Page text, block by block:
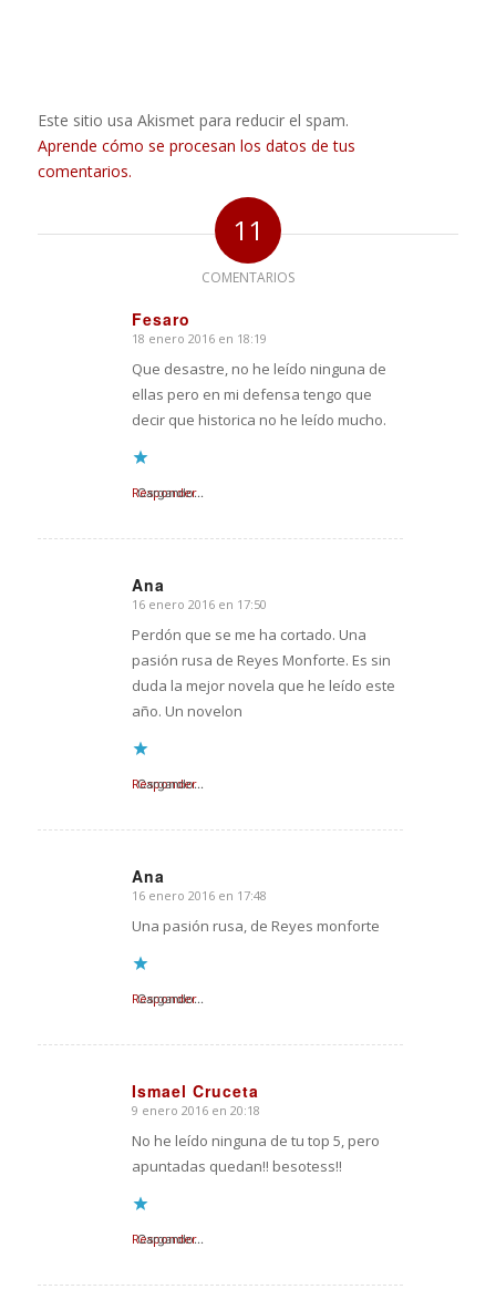
Este sitio usa Akismet para reducir el spam.
Aprende cómo se procesan los datos de tus
comentarios.
11
COMENTARIOS
Fesaro
Dice:
18 enero 2016 en 18:19
Que desastre, no he leído ninguna de
ellas pero en mi defensa tengo que
decir que historica no he leído mucho.
Cargando...
Responder
Ana
Dice:
16 enero 2016 en 17:50
Perdón que se me ha cortado. Una
pasión rusa de Reyes Monforte. Es sin
duda la mejor novela que he leído este
año. Un novelon
Cargando...
Responder
Ana
Dice:
16 enero 2016 en 17:48
Una pasión rusa, de Reyes monforte
Cargando...
Responder
Ismael Cruceta
Dice:
9 enero 2016 en 20:18
No he leído ninguna de tu top 5, pero
apuntadas quedan!! besotess!!
Cargando...
Responder